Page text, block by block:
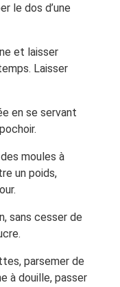
le dos d’une
et laisser
Laisser
en se servant
moules à
un poids,
sans cesser de
parsemer de
à douille, passer